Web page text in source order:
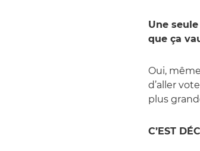
Une
que ça
Oui,
d’aller
plus
C’EST